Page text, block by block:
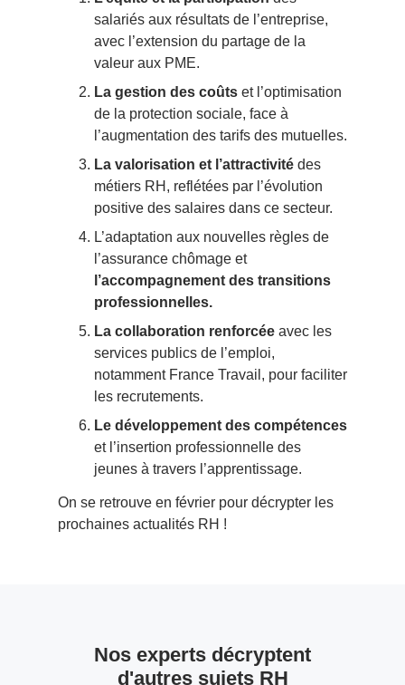
salariés aux résultats de l’entreprise,
avec l’extension du partage de la
valeur aux PME.
La gestion des coûts et l’optimisation
de la protection sociale, face à
l’augmentation des tarifs des mutuelles.
La valorisation et l’attractivité des
métiers RH, reflétées par l’évolution
positive des salaires dans ce secteur.
L’adaptation aux nouvelles règles de
l’assurance chômage et
l’accompagnement des transitions
professionnelles.
La collaboration renforcée avec les
services publics de l’emploi,
notamment France Travail, pour faciliter
les recrutements.
Le développement des compétences
et l’insertion professionnelle des
jeunes à travers l’apprentissage.
On se retrouve en février pour décrypter les
prochaines actualités RH !
Nos experts décryptent
d'autres sujets RH